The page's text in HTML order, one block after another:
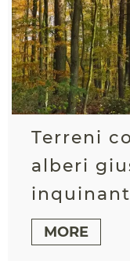
Terreni
alberi
MORE